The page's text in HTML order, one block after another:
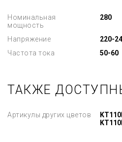
Номинальная
мощность
280
Напряжение
220-
Частота тока
50-60
ТАКЖЕ
Артикулы других цветов